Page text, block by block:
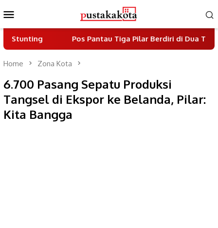
to
contentMenu
Pos Pantau Tiga Pilar Berdiri di Dua Titik Jalan Ki
Home Zona Kota
6.700 Pasang Sepatu Produksi
Tangsel di Ekspor ke Belanda, Pilar:
Kita Bangga